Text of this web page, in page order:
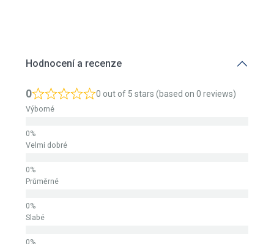
Hodnocení a recenze
0 0 out of 5 stars (based on 0 reviews)
Výborné
Velmi dobré
Průměrné
Slabé